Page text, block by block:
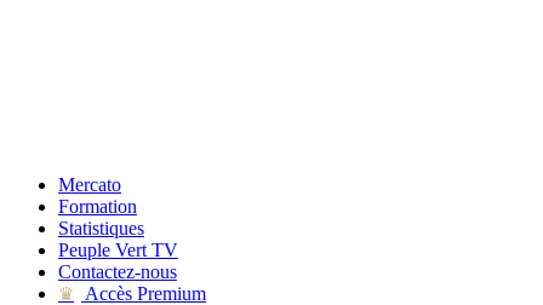
Mercato
Formation
Statistiques
Peuple Vert TV
Contactez-nous
♛
Accès Premium